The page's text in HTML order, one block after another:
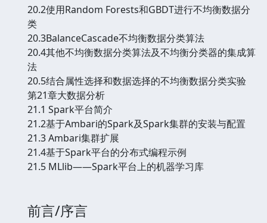
20.2使用Random Forests和GBDT进行不均衡数据分
类
20.3BalanceCascade不均衡数据分类算法
20.4其他不均衡数据分类算法及不均衡分类器的集成算
法
20.5结合属性选择和数据选择的不均衡数据分类实验
第21章大数据分析
21.1 Spark平台简介
21.2基于Ambari的Spark及Spark集群的安装与配置
21.3 Ambari集群扩展
21.4基于Spark平台的分布式编程示例
21.5 MLlib——Spark平台上的机器学习库
前言/序言